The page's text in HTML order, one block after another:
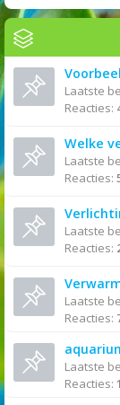
Laatste
Reacties:
Welke
Laatste
Reacties:
Laatste
Reacties:
Laatste
Reacties:
Laatste
Reacties: